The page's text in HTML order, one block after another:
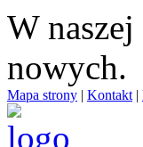
W
nowych.
Mapa strony | Kontakt |